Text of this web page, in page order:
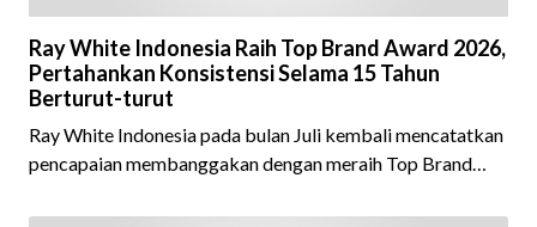
Ray White Indonesia Raih Top Brand Award 2026,
Pertahankan Konsistensi Selama 15 Tahun
Berturut-turut
Ray White Indonesia pada bulan Juli kembali mencatatkan
pencapaian membanggakan dengan meraih Top Brand
ini menjadi semakin istimewa karena Ray White Indonesia